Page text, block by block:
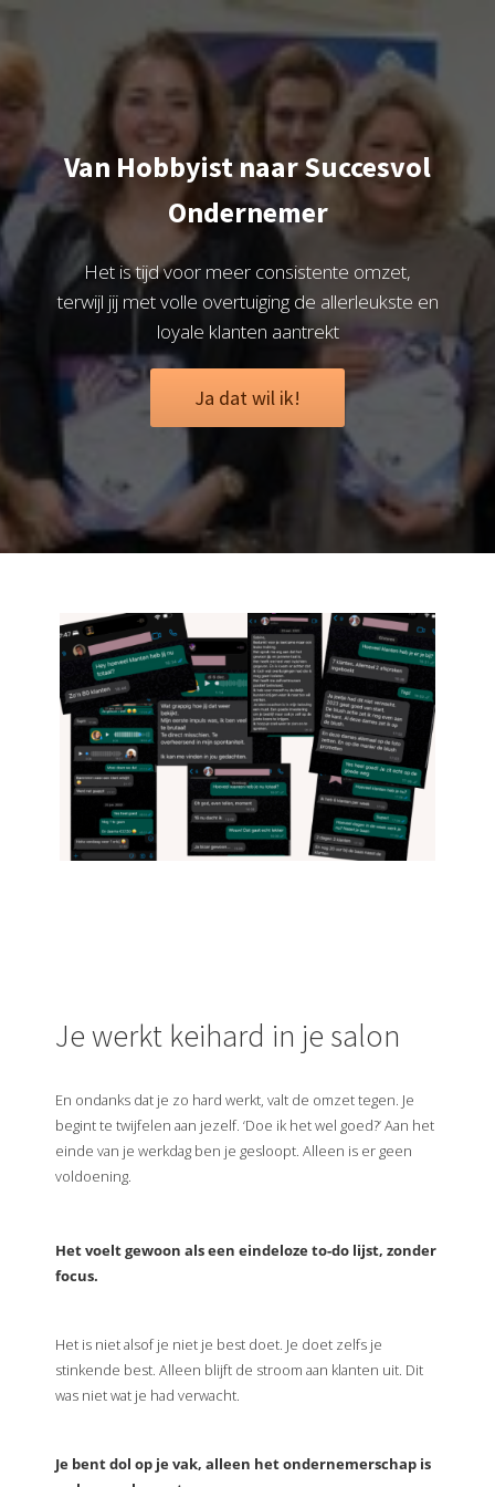
Van Hobbyist naar Succesvol
Ondernemer
Het is tijd voor meer consistente omzet,
terwijl jij met volle overtuiging de allerleukste en
loyale klanten aantrekt
Ja dat wil ik!
Je werkt keihard in je salon
En ondanks dat je zo hard werkt, valt de omzet tegen. Je
begint te twijfelen aan jezelf. ‘Doe ik het wel goed?’ Aan het
einde van je werkdag ben je gesloopt. Alleen is er geen
voldoening.
Het voelt gewoon als een eindeloze to-do lijst, zonder
focus.
Het is niet alsof je niet je best doet. Je doet zelfs je
stinkende best. Alleen blijft de stroom aan klanten uit. Dit
was niet wat je had verwacht.
Je bent dol op je vak, alleen het ondernemerschap is